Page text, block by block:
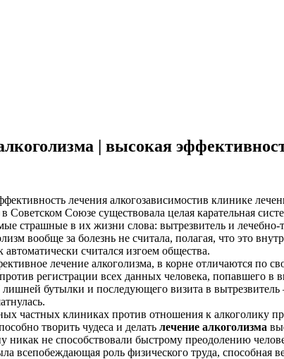
| высокая
в клинике
Союзе существовала целая карательная
страшные в их жизни слова: вытрезвитель и
вообще за болезнь не считала, полагая, что это
считался изгоем общества.
лечение алкоголизма, в корне отличаются по
регистрации всех данных человека, попавшего в
бутылки и последующего визита в
частных клиниках против отношения к алкоголику
творить чудеса и делать лечение алкоголизма
не способствовали быстрому преодолению
всепобеждающая роль физического труда, способная